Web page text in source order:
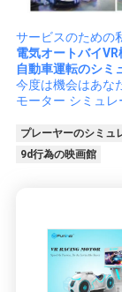
サービスのための
電気オートバイ
自動車運転のシミ
今度は機会はあな
モーター シミュ
プレーヤーのシミュ
9d行為の映画館